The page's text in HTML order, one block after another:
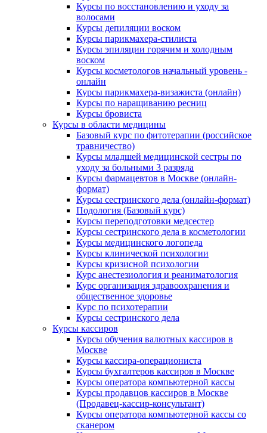
Курсы по восстановлению и уходу за
волосами
Курсы депиляции воском
Курсы парикмахера-стилиста
Курсы эпиляции горячим и холодным
воском
Курсы косметологов начальный уровень -
онлайн
Курсы парикмахера-визажиста (онлайн)
Курсы по наращиванию ресниц
Курсы бровиста
Курсы в области медицины
Базовый курс по фитотерапии (российское
травничество)
Курсы младшей медицинской сестры по
уходу за больными 3 разряда
Курсы фармацевтов в Москве (онлайн-
формат)
Курсы сестринского дела (онлайн-формат)
Подология (Базовый курс)
Курсы переподготовки медсестер
Курсы сестринского дела в косметологии
Курсы медицинского логопеда
Курсы клинической психологии
Курсы кризисной психологии
Курс анестезиология и реаниматология
Курс организация здравоохранения и
общественное здоровье
Курс по психотерапии
Курсы сестринского дела
Курсы кассиров
Курсы обучения валютных кассиров в
Москве
Курсы кассира-операциониста
Курсы бухгалтеров кассиров в Москве
Курсы оператора компьютерной кассы
Курсы продавцов кассиров в Москве
(Продавец-кассир-консультант)
Курсы оператора компьютерной кассы со
сканером